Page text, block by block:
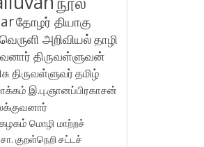
தோழர் தியாகு
வெருளி அறிவியல்தாழி
திருவள்ளுவன்
திருவள்ளுவர்தமிழ்
இ.பு.ஞானப்பிரகாசன்
மொழி மாற்றச்
குறள்நெறி சட்டச்